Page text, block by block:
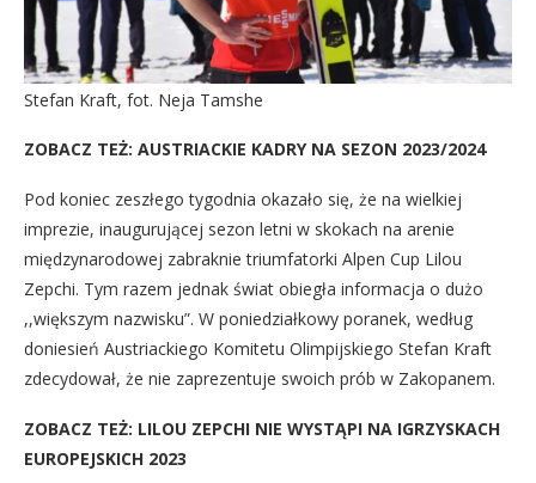
Stefan Kraft, fot. Neja Tamshe
ZOBACZ TEŻ: AUSTRIACKIE KADRY NA SEZON 2023/2024
Pod koniec zeszłego tygodnia okazało się, że na wielkiej
imprezie, inaugurującej sezon letni w skokach na arenie
międzynarodowej zabraknie triumfatorki Alpen Cup Lilou
Zepchi. Tym razem jednak świat obiegła informacja o dużo
,,większym nazwisku”. W poniedziałkowy poranek, według
doniesień Austriackiego Komitetu Olimpijskiego Stefan Kraft
zdecydował, że nie zaprezentuje swoich prób w Zakopanem.
ZOBACZ TEŻ: LILOU ZEPCHI NIE WYSTĄPI NA IGRZYSKACH
EUROPEJSKICH 2023